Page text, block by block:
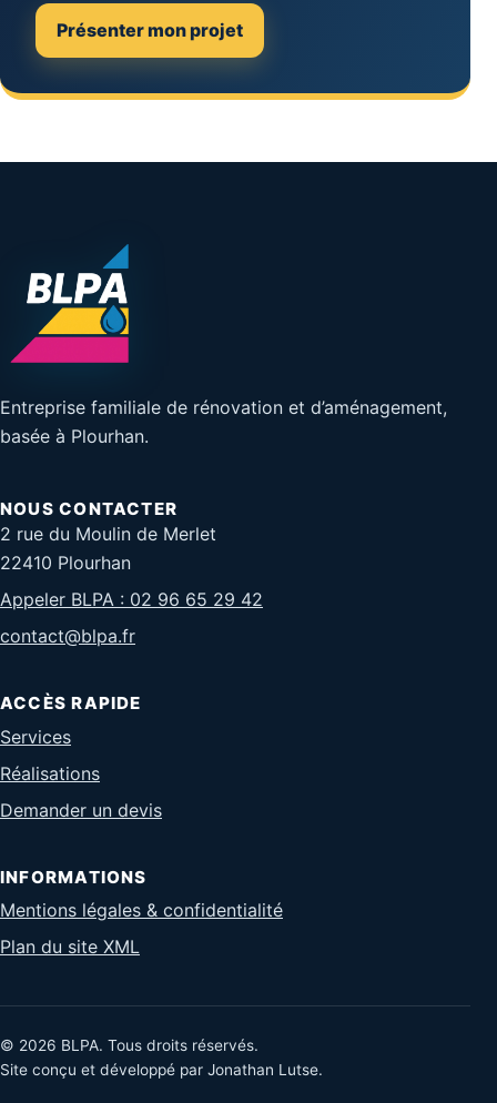
Présenter mon projet
Entreprise familiale de rénovation et d’aménagement,
basée à Plourhan.
NOUS CONTACTER
2 rue du Moulin de Merlet
22410 Plourhan
Appeler BLPA : 02 96 65 29 42
contact@blpa.fr
ACCÈS RAPIDE
Services
Réalisations
Demander un devis
INFORMATIONS
Mentions légales & confidentialité
Plan du site XML
© 2026 BLPA. Tous droits réservés.
Site conçu et développé par Jonathan Lutse.